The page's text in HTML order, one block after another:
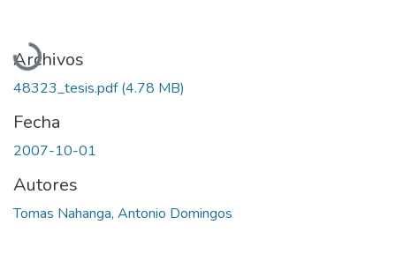
Cargando...
Archivos
48323_tesis.pdf(4.78 MB)
Fecha
2007-10-01
Autores
Tomas Nahanga, Antonio Domingos